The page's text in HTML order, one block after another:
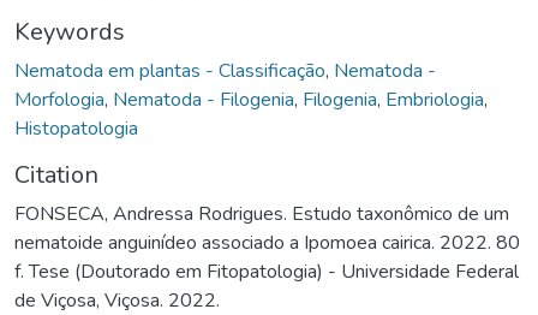
Keywords
Nematoda em plantas - Classificação, Nematoda -
Morfologia, Nematoda - Filogenia, Filogenia, Embriologia,
Histopatologia
Citation
FONSECA, Andressa Rodrigues. Estudo taxonômico de um
nematoide anguinídeo associado a Ipomoea cairica. 2022. 80
f. Tese (Doutorado em Fitopatologia) - Universidade Federal
de Viçosa, Viçosa. 2022.